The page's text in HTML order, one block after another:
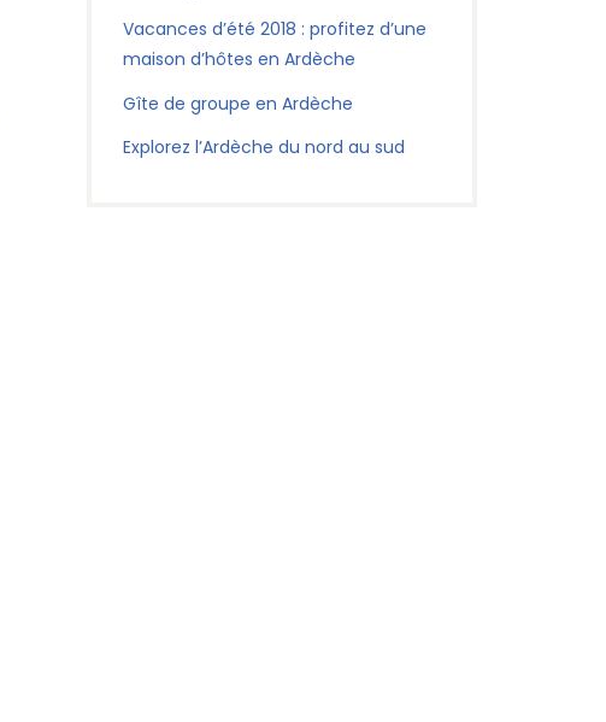
Vacances d’été 2018 : profitez d’une
maison d’hôtes en Ardèche
Gîte de groupe en Ardèche
Explorez l’Ardèche du nord au sud